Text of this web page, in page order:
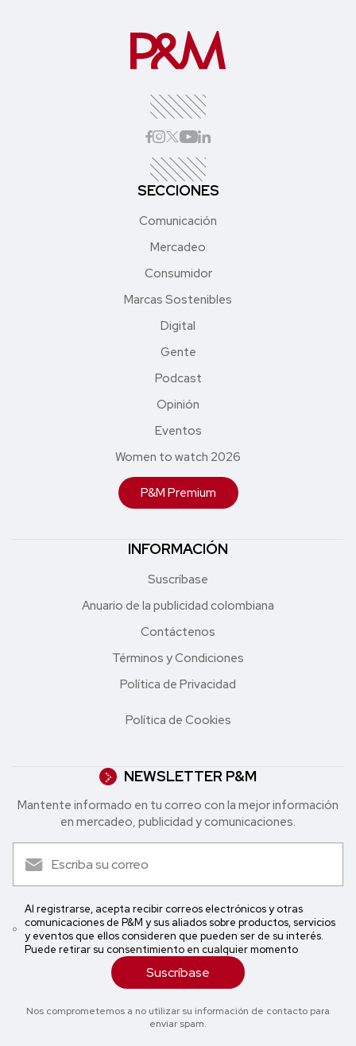
SECCIONES
Comunicación
Mercadeo
Consumidor
Marcas Sostenibles
Digital
Gente
Podcast
Opinión
Eventos
Women to watch 2026
P&M Premium
INFORMACIÓN
Suscríbase
Anuario de la publicidad colombiana
Contáctenos
Términos y Condiciones
Política de Privacidad
Política de Cookies
NEWSLETTER P&M
Mantente informado en tu correo con la mejor in formación
en mercadeo, publicidad y comunicaciones.
Al registrarse, acepta recibir correos electrónicos y otras
comunicaciones de P&M y sus aliados sobre productos, servicios
y eventos que ellos consideren que pueden ser de su interés.
Puede retirar su consentimiento en cualquier momento
Suscríbase
Nos comprometemos a no utilizar su información de contacto para
enviar spam.